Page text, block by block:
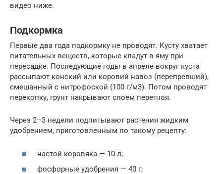
видео ниже.
Подкормка
Первые два года подкормку не проводят. Кусту хватает
питательных веществ, которые кладут в яму при
пересадке. Последующие годы в апреле вокруг куста
рассыпают конский или коровий навоз (перепревший),
смешанный с нитрофоской (100 г/м3). Потом проводят
перекопку, грунт накрывают слоем перегноя.
Через 2–3 недели подпитывают растения жидким
удобрением, приготовленным по такому рецепту:
настой коровяка — 10 л;
фосфорные удобрения — 40 г;